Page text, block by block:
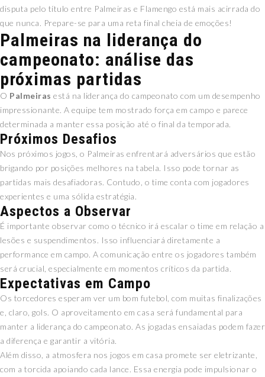
disputa pelo título entre Palmeiras e Flamengo está mais acirrada do
que nunca. Prepare-se para uma reta final cheia de emoções!
Palmeiras na liderança do
campeonato: análise das
próximas partidas
O Palmeiras está na liderança do campeonato com um desempenho
impressionante. A equipe tem mostrado força em campo e parece
determinada a manter essa posição até o final da temporada.
Próximos Desafios
Nos próximos jogos, o Palmeiras enfrentará adversários que estão
brigando por posições melhores na tabela. Isso pode tornar as
partidas mais desafiadoras. Contudo, o time conta com jogadores
experientes e uma sólida estratégia.
Aspectos a Observar
É importante observar como o técnico irá escalar o time em relação a
lesões e suspendimentos. Isso influenciará diretamente a
performance em campo. A comunicação entre os jogadores também
será crucial, especialmente em momentos críticos da partida.
Expectativas em Campo
Os torcedores esperam ver um bom futebol, com muitas finalizações
e, claro, gols. O aproveitamento em casa será fundamental para
manter a liderança do campeonato. As jogadas ensaiadas podem fazer
a diferença e garantir a vitória.
Além disso, a atmosfera nos jogos em casa promete ser eletrizante,
com a torcida apoiando cada lance. Essa energia pode impulsionar o